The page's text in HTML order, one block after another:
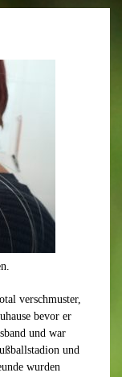
verschmuster,
bevor er
und war
und
wurden